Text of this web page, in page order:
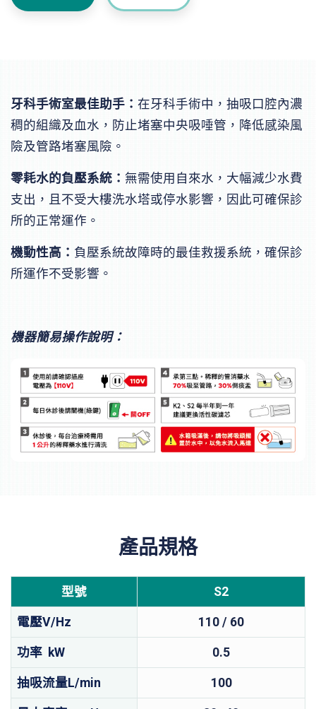
牙科手術室最佳助手： 在牙科手術中，抽吸口腔內濃
稠的組織及血水，防止堵塞中央吸唾管，降低感染風
險及管路堵塞風險。
零耗水的負壓系統： 無需使用自來水，大幅減少水費
支出，且不受大樓洗水塔或停水影響，因此可確保診
所的正常運作。
機動性高： 負壓系統故障時的最佳救援系統，確保診
所運作不受影響。
機器簡易操作說明：
產品規格
型號 S2
電壓V/Hz 110 / 60
功率 kW 0.5
抽吸流量L/min 100